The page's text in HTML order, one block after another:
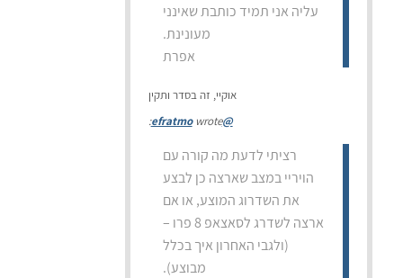
עליה אני תמיד כותבת שאינני
מעונינת.
אפרת
אוקיי, זה בסדר ותקין
@efratmo
wrote:
רציתי לדעת מה קורה עם
הויריי במצב שארצה כן לבצע
את השדרוג המוצע, או אם
ארצה לשדרג לסאצאפ 8 פרו –
(ולגבי האחרון איך בכלל
מבוצע).